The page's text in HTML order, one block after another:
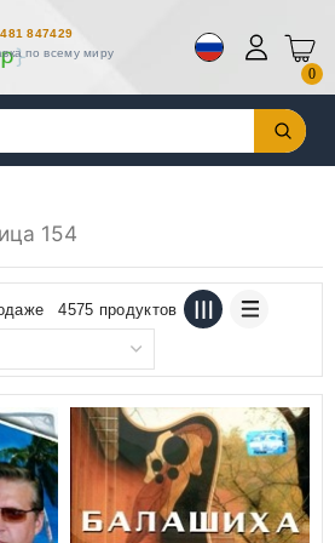
847429
по всему миру
0
154
4575 продуктов